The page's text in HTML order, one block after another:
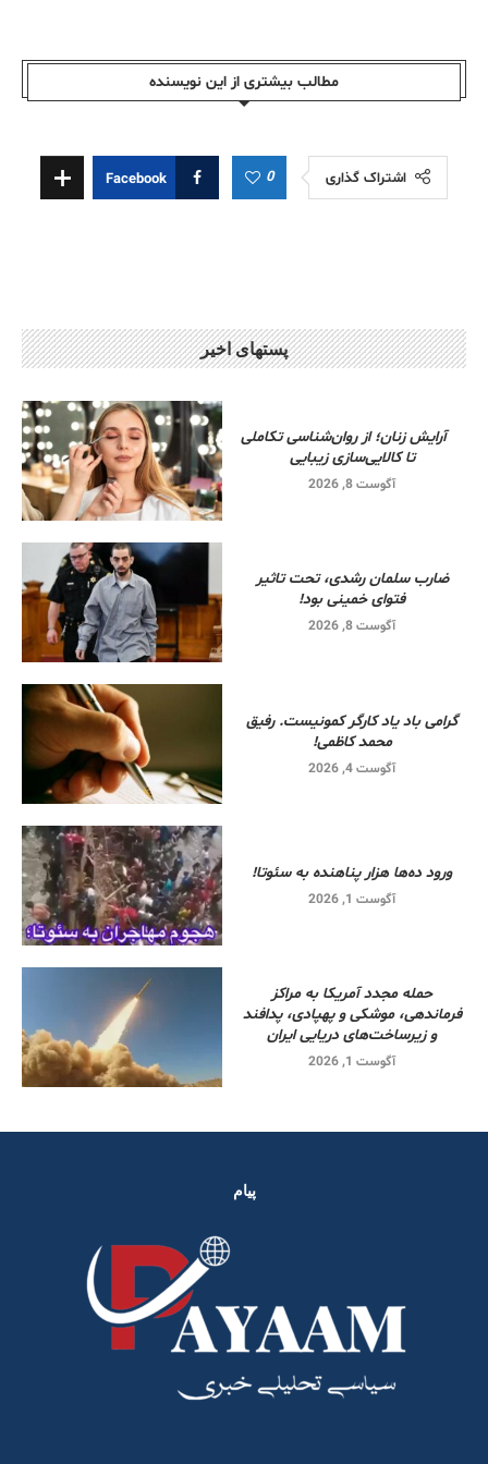
مطالب بیشتری از این نویسندە
اشتراک گذاری 0
Facebook
پستهای اخیر
آرایش زنان؛ از روان‌شناسی تکاملی
تا کالایی‌سازی زیبایی
آگوست 8, 2026
ضارب سلمان رشدی، تحت تاثیر
فتوای خمینی بود!
آگوست 8, 2026
گرامی باد یاد کارگر کمونیست. رفیق
محمد کاظمی!
آگوست 4, 2026
ورود ده‌ها هزار پناهنده به سئوتا!
آگوست 1, 2026
حمله مجدد آمریکا به مراکز
فرماندهی، موشکی و پهپادی، پدافند
و زیرساخت‌های دریایی ایران
آگوست 1, 2026
پیام